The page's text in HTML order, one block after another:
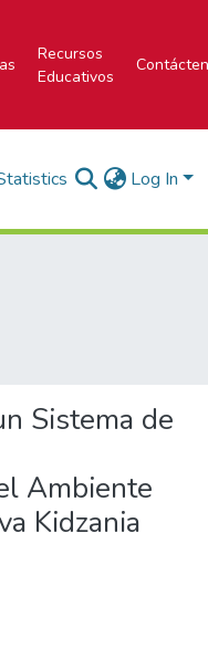
Recursos
Educativos
Log In
Sistema de
Ambiente
Kidzania